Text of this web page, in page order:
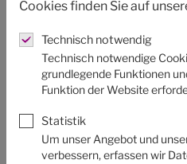
dies in Russland gerade mit
Ausdruck bringen.
Der Einsatz für nachhaltigen
sein. Die von Deutschland,
anderen Partnern
nicht nur Russland hart
Cookies finden Sie auf
Technisch notwendig
Technisch notwendige
grundlegende Funktionen
Funktion der Website
Statistik
Um unser Angebot und
verbessern, erfassen wir